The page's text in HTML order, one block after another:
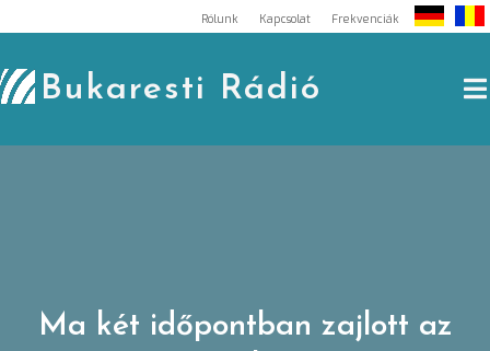
to
content
Rólunk Kapcsolat Frekvenciák
Bukaresti Rádió
Ma két időpontban zajlott az